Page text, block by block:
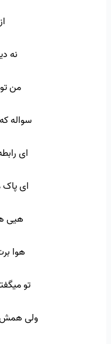
نه
من
سواله
ای
ای پاک
هیی
هوا
تو
ولی همش